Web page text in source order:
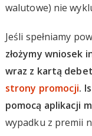
walutowe) nie
Jeśli spełniamy
złożymy
wraz z kartą
strony promocji.
pomocą aplikacji
wypadku z premii